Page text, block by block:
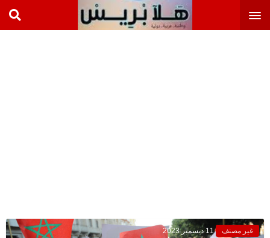
غير مصنف 11 ديسمبر 2023